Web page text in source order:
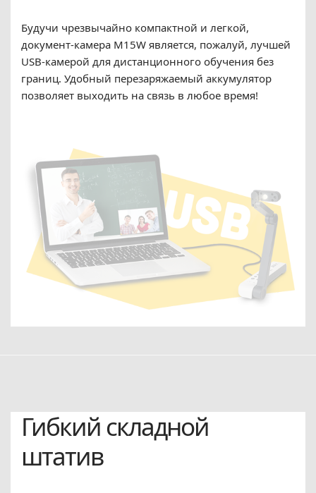
Будучи чрезвычайно компактной и легкой,
документ-камера M15W является, пожалуй, лучшей
USB-камерой для дистанционного обучения без
границ. Удобный перезаряжаемый аккумулятор
позволяет выходить на связь в любое время!
Гибкий складной
штатив